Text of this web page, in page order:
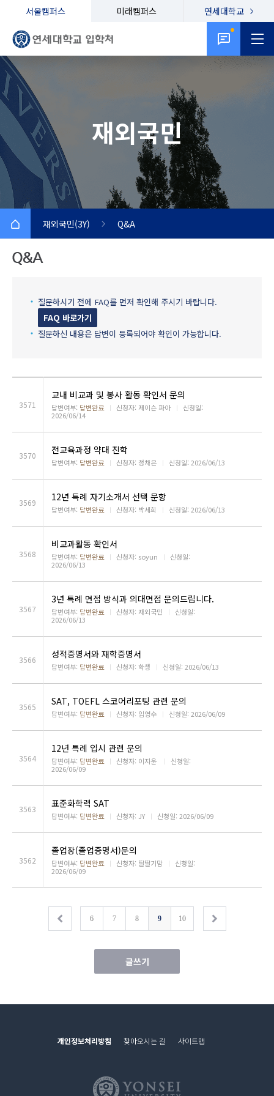
서울캠퍼스 미래캠퍼스 연세대학교
재외국민
재외국민(3Y) Q&A
질문하시기 전에 FAQ를 먼저 확인해 주시기 바랍니다.
FAQ 바로가기
질문하신 내용은 답변이 등록되어야 확인이 가능합니다.
3571
교내 비교과 및 봉사 활동 확인서 문의
답변여부: 답변완료 ㅣ 신청자: 제이슨 파아 ㅣ 신청일:
2026/06/14
3570 전교육과정 약대 진학
답변여부: 답변완료 ㅣ 신청자: 정채은 ㅣ 신청일: 2026/06/13
3569 12년 특례 자기소개서 선택 문항
답변여부: 답변완료 ㅣ 신청자: 박세희 ㅣ 신청일: 2026/06/13
3568
비교과활동 확인서
답변여부: 답변완료 ㅣ 신청자: soyun ㅣ 신청일:
2026/06/13
3567
3년 특례 면접 방식과 의대면접 문의드립니다.
답변여부: 답변완료 ㅣ 신청자: 재외국민 ㅣ 신청일:
2026/06/13
3566 성적증명서와 재학증명서
답변여부: 답변완료 ㅣ 신청자: 학생 ㅣ 신청일: 2026/06/13
3565 SAT, TOEFL 스코어리포팅 관련 문의
답변여부: 답변완료 ㅣ 신청자: 임영수 ㅣ 신청일: 2026/06/09
3564
12년 특례 입시 관련 문의
답변여부: 답변완료 ㅣ 신청자: 이지윤 ㅣ 신청일:
2026/06/09
3563 표준화학력 SAT
답변여부: 답변완료 ㅣ 신청자: JY ㅣ 신청일: 2026/06/09
3562
졸업장(졸업증명서)문의
답변여부: 답변완료 ㅣ 신청자: 딸딸기맘 ㅣ 신청일:
2026/06/09
6 7 8 9 10
글쓰기
개인정보처리방침 찾아오시는 길 사이트맵